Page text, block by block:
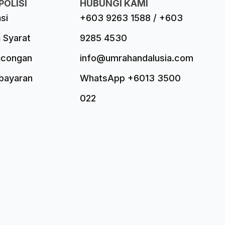
Syarat
HUBUNGI KAMI
+603 9263 1588 / +603
9285 4530
info@umrahandalusia.com
WhatsApp +6013 3500
022